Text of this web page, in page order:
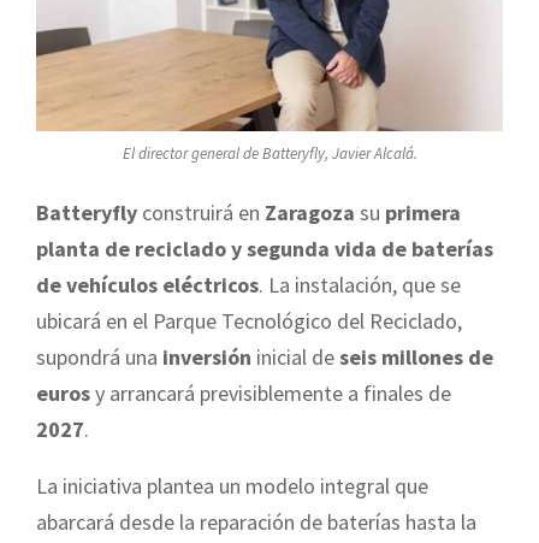
El director general de Batteryfly, Javier Alcalá.
Batteryfly construirá en Zaragoza su primera
planta de reciclado y segunda vida de baterías
de vehículos eléctricos. La instalación, que se
ubicará en el Parque Tecnológico del Reciclado,
supondrá una inversión inicial deseis millones de
eurosy arrancará previsiblemente a finales de
2027.
La iniciativa plantea un modelo integral que
abarcará desde la reparación de baterías hasta la